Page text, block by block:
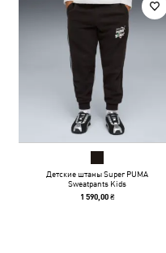
Детские штаны Super PUMA
Sweatpants Kids
1 590,00 ₴